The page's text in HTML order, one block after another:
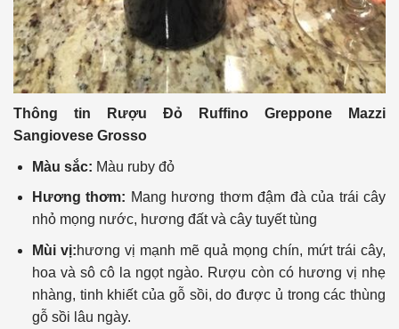
Thông tin Rượu Đỏ Ruffino Greppone Mazzi
Sangiovese Grosso
Màu sắc: Màu ruby đỏ
Hương thơm: Mang hương thơm đậm đà của trái cây
nhỏ mọng nước, hương đất và cây tuyết tùng
Mùi vị:hương vị mạnh mẽ quả mọng chín, mứt trái cây,
hoa và sô cô la ngọt ngào. Rượu còn có hương vị nhẹ
nhàng, tinh khiết của gỗ sồi, do được ủ trong các thùng
gỗ sồi lâu ngày.